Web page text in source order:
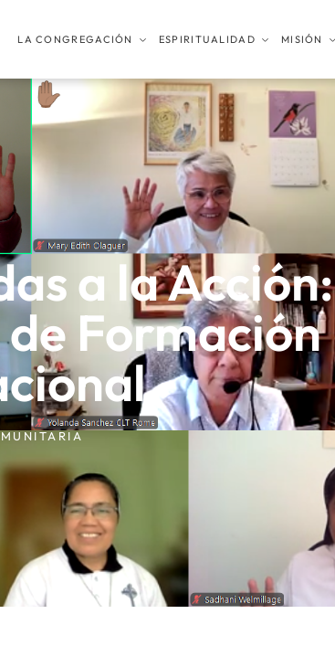
LA CONGREGACIÓN ESPIRITUALIDAD MISIÓN
a la Acción:
Formación